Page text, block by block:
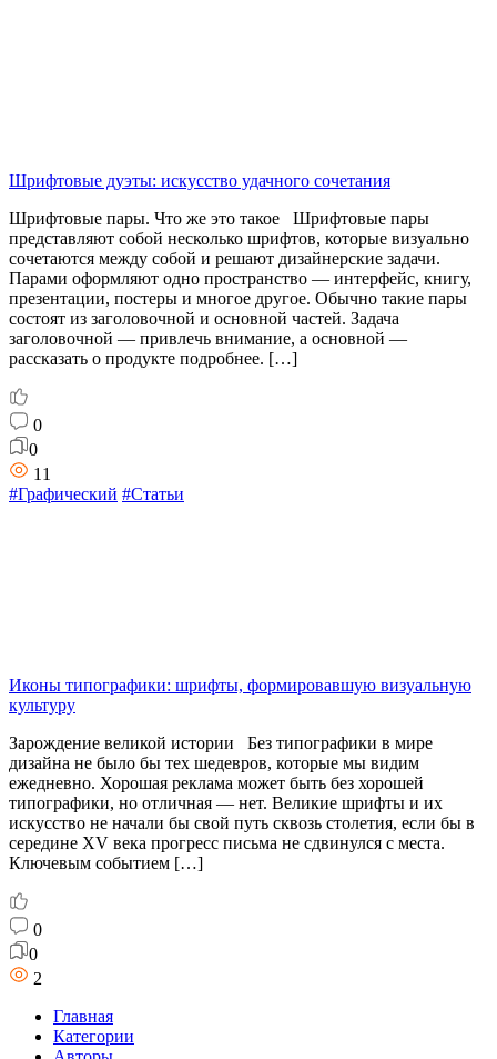
Шрифтовые дуэты: искусство удачного сочетания
Шрифтовые пары. Что же это такое Шрифтовые пары
представляют собой несколько шрифтов, которые визуально
сочетаются между собой и решают дизайнерские задачи.
Парами оформляют одно пространство — интерфейс, книгу,
презентации, постеры и многое другое. Обычно такие пары
состоят из заголовочной и основной частей. Задача
заголовочной — привлечь внимание, а основной —
рассказать о продукте подробнее. […]
0
0
11
#Графический #Статьи
Иконы типографики: шрифты, формировавшую визуальную
культуру
Зарождение великой истории Без типографики в мире
дизайна не было бы тех шедевров, которые мы видим
ежедневно. Хорошая реклама может быть без хорошей
типографики, но отличная — нет. Великие шрифты и их
искусство не начали бы свой путь сквозь столетия, если бы в
середине XV века прогресс письма не сдвинулся с места.
Ключевым событием […]
0
0
2
Главная
Категории